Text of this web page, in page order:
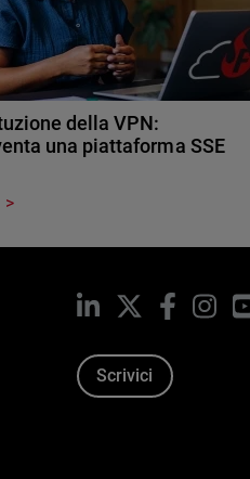
della VPN:
una piattaforma SSE
LinkedIn Facebook
Scrivici